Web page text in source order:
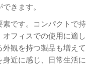
きます。
です。コンパクトで持
フィスでの使用に適し
観を持つ製品も増えて
近に感じ、日常生活に